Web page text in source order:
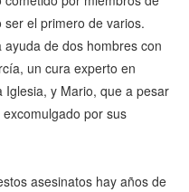
el primero de varios.
de dos hombres con
un cura experto en
Iglesia, y Mario, que a pesar
por sus
asesinatos hay años de